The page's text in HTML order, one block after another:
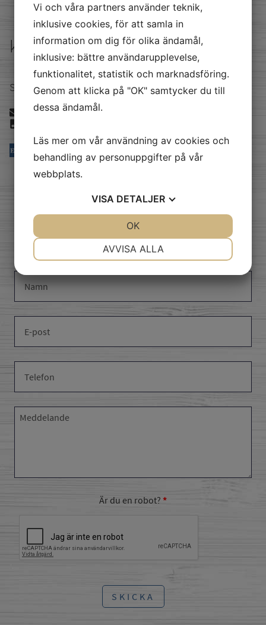
kontakta oss
Satellitvägen 16 24534 Staffanstorp
info@akerberg.se
skicka oss ett
meddelande
Är du en robot?
SKICKA
Vi och våra partners använder teknik,
inklusive cookies, för att samla in
information om dig för olika ändamål,
inklusive: bättre användarupplevelse,
funktionalitet, statistik och marknadsföring.
Genom att klicka på "OK" samtycker du till
dessa ändamål.
Läs mer om vår användning av cookies och
behandling av personuppgifter på vår
webbplats.
VISA DETALJER
AVVISA ALLA
OK